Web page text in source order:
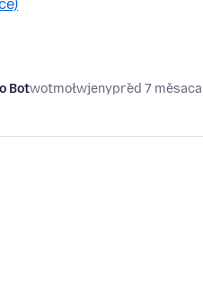
Botwotmołwjenypřed 7